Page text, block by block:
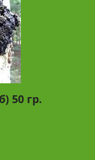
50 гр.